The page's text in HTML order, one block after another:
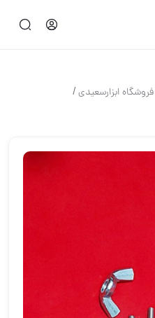
فروشگاه ابزارسعیدی/